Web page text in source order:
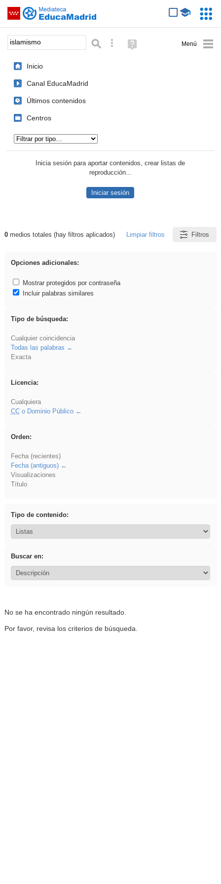
Saltar navegación
Palabra o frase: Búsqueda avanzada
Ayuda
(en
Inicio
Canal EducaMadrid
Últimos contenidos
Centros
Inicia sesión para aportar contenidos, crear listas de
reproducción...
Iniciar sesión
Resultados de: islamismo
0medios totales (hay filtros aplicados) Limpiar filtros Filtros
Opciones adicionales:
Mostrar protegidos por contraseña
Incluir palabras similares
Tipo de búsqueda:
Cualquier coincidencia
Todas las palabras
Exacta
Licencia:
Cualquiera
CCo Dominio Público
Orden:
Fecha (recientes)
Fecha (antiguos)
Visualizaciones
Título
Tipo de contenido:
Buscar en:
No se ha encontrado ningún resultado.
Por favor, revisa los criterios de búsqueda.